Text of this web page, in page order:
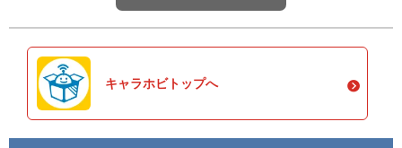
キャラホビトップへ